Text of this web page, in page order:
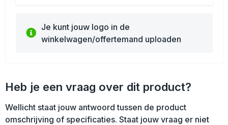
Je kunt jouw logo in de
winkelwagen/offertemand uploaden
Heb je een vraag over dit product?
Wellicht staat jouw antwoord tussen de product
omschrijving of specificaties. Staat jouw vraag er niet